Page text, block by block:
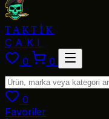
TAKTİK
ÇAKI
0
0
0
Favoriler